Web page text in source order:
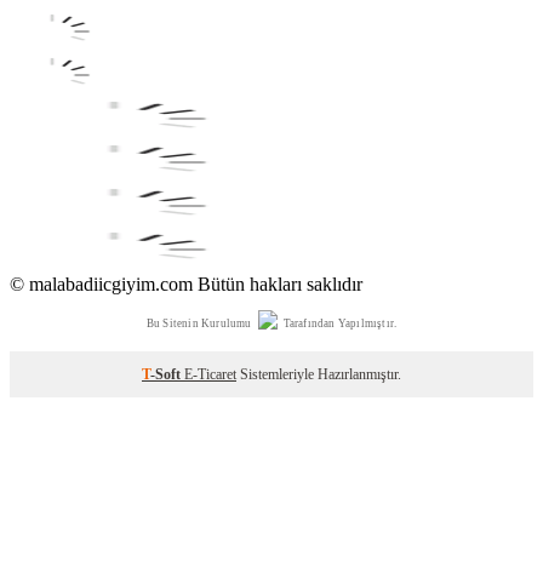
© malabadiicgiyim.com Bütün hakları saklıdır
Bu Sitenin Kurulumu Tarafından Yapılmıştır.
T-Soft E-Ticaret Sistemleriyle Hazırlanmıştır.